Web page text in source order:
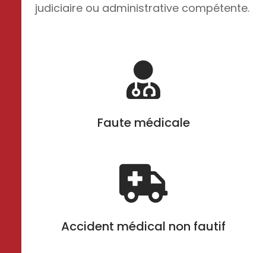
judiciaire ou administrative compétente.

Faute médicale

Accident médical non fautif